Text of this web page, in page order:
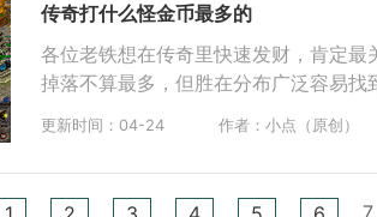
传奇打什么怪金币最多的
各位老铁想在传奇里快速发财，肯定
掉落不算最多，但胜在分布广泛容易
更新时间：04-24 作者：小点（原创）
7